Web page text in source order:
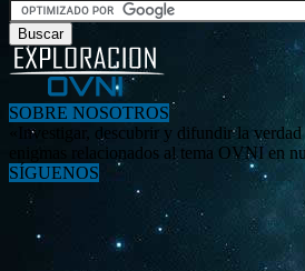
SOBRE NOSOTROS
«Investigar, descubrir y difundir la
enigmas relacionados al tema OVNI en
SÍGUENOS